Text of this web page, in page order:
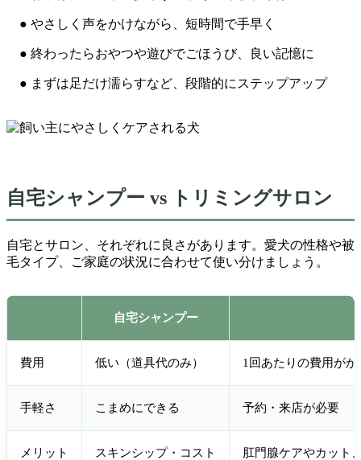
● やさしく声をかけながら、短時間で手早く
● 終わったらおやつや遊びでごほうび、良い記憶に
● まずは足だけ濡らすなど、段階的にステップアップ
自宅シャンプー vs トリミングサロン
自宅とサロン、それぞれに良さがあります。愛犬の性格や被
毛タイプ、ご家庭の状況に合わせて使い分けましょう。
自宅シャンプー
費用 低い（道具代のみ） 1回あたりの費用が
手軽さ こまめにできる 予約・来店が必要
メリット スキンシップ・コスト 肛門腺ケアやカット